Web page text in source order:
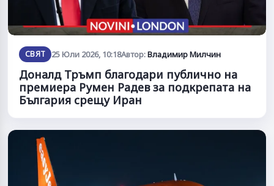
СВЯТ 25 Юли 2026, 10:18Автор:Владимир Милчин
Доналд Тръмп благодари публично на
премиера Румен Радев за подкрепата на
България срещу Иран